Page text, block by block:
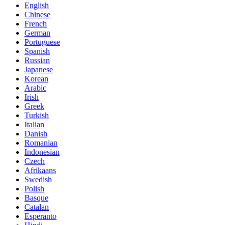
English
Chinese
French
German
Portuguese
Spanish
Russian
Japanese
Korean
Arabic
Irish
Greek
Turkish
Italian
Danish
Romanian
Indonesian
Czech
Afrikaans
Swedish
Polish
Basque
Catalan
Esperanto